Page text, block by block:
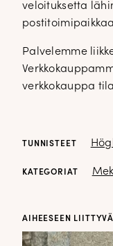
veloituksetta
Palvelemme
verkkokauppa
TUNNISTEET Högl
KATEGORIAT
AIHEESEEN